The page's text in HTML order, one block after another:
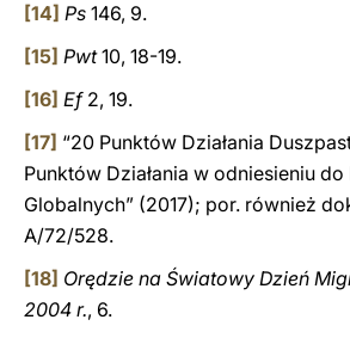
[14] Ps 146, 9.
[15] Pwt10, 18-19.
[16] Ef2, 19.
[17] “20 Punktów Działania
Punktów Działania w odniesieniu
Globalnych” (2017); por. również
A/72/528.
[18] Orędzie na Światowy Dzień
2004 r., 6.